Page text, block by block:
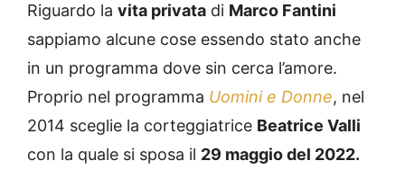
Riguardo la vita privata di Marco Fantini
sappiamo alcune cose essendo stato anche
in un programma dove sin cerca l’amore.
Proprio nel programma Uomini e Donne, nel
2014 sceglie la corteggiatrice Beatrice Valli
con la quale si sposa il 29 maggio del 2022.